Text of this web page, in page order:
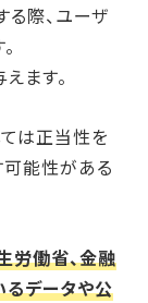
際、ユーザ
ます。
は正当性を
能性がある
労働省、金融
るデータや公